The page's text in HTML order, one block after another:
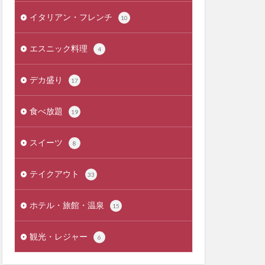
イタリアン・フレンチ 10
エスニック料理 4
デカ盛り 17
食べ放題 19
スイーツ 8
テイクアウト 33
ホテル・旅館・温泉 15
観光・レジャー 6